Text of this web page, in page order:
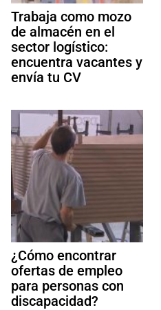
Trabaja como mozo
de almacén en el
sector logístico:
encuentra vacantes y
envía tu CV
¿Cómo encontrar
ofertas de empleo
para personas con
discapacidad?